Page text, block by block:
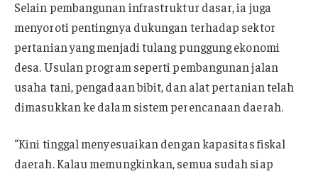
Selain pembangunan infrastruktur dasar, ia juga
menyoroti pentingnya dukungan terhadap sektor
pertanian yang menjadi tulang punggung ekonomi
desa. Usulan program seperti pembangunan jalan
usaha tani, pengadaan bibit, dan alat pertanian telah
dimasukkan ke dalam sistem perencanaan daerah.
“Kini tinggal menyesuaikan dengan kapasitas fiskal
daerah. Kalau memungkinkan, semua sudah siap